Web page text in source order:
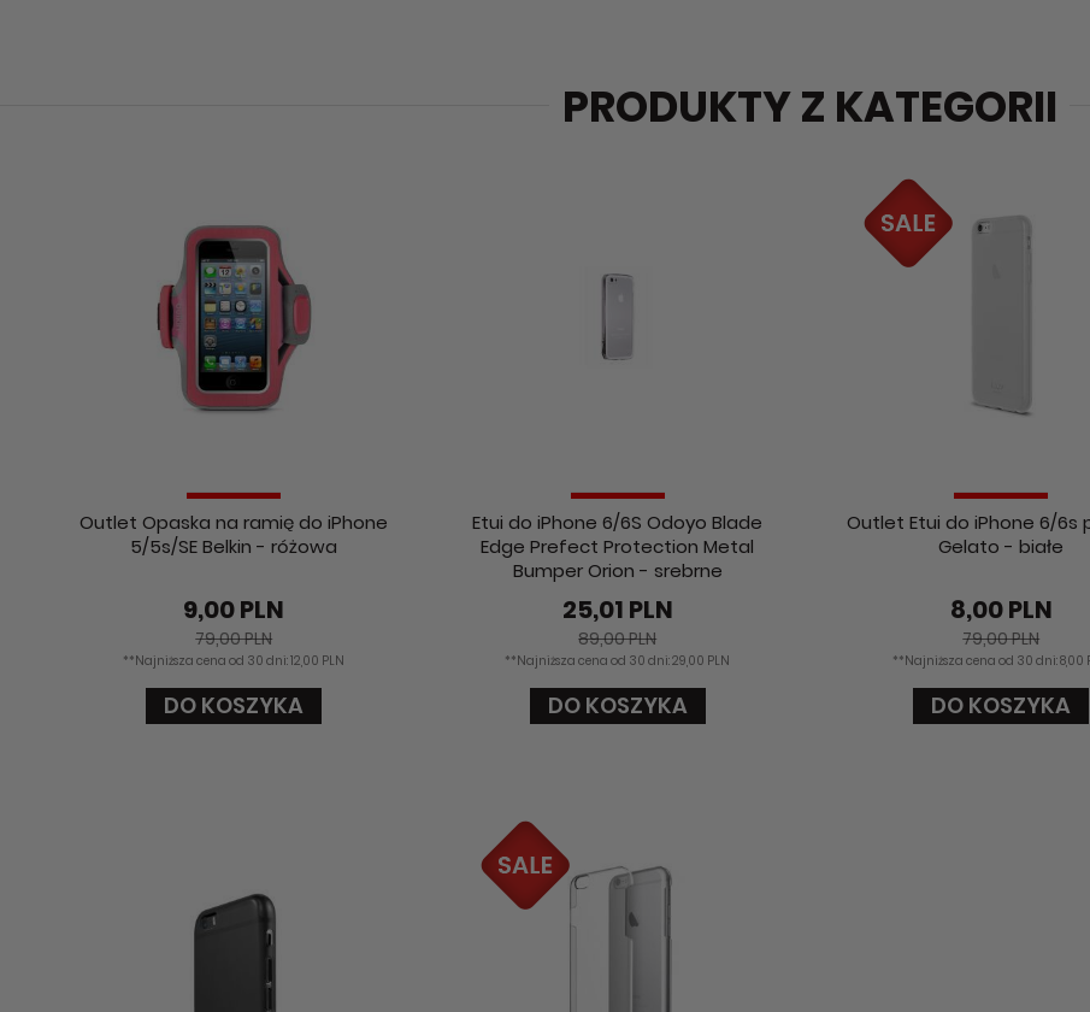
PRODUKTY Z KATEGORII
Outlet Opaska na ramię do iPhone
5/5s/SE Belkin - różowa
9,00 PLN
79,00 PLN
**Najniższa cena od 30 dni: 12,00 PLN
DO KOSZYKA
Etui do iPhone 6/6S Odoyo Blade
Edge Prefect Protection Metal
Bumper Orion - srebrne
25,01 PLN
89,00 PLN
**Najniższa cena od 30 dni: 29,00 PLN
DO KOSZYKA
Outlet Etui do iPhone 6/6s
Gelato - białe
8,00 PLN
79,00 PLN
**Najniższa cena od 30 dni: 8,00
DO KOSZYKA